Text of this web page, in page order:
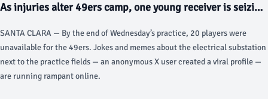
As injuries alter 49ers camp, one young receiver is seizing
SANTA CLARA — By the end of Wednesday’s practice, 20 players were
unavailable for the 49ers. Jokes and memes about the electrical substation
next to the practice fields — an anonymous X user created a viral profile —
are running rampant online.